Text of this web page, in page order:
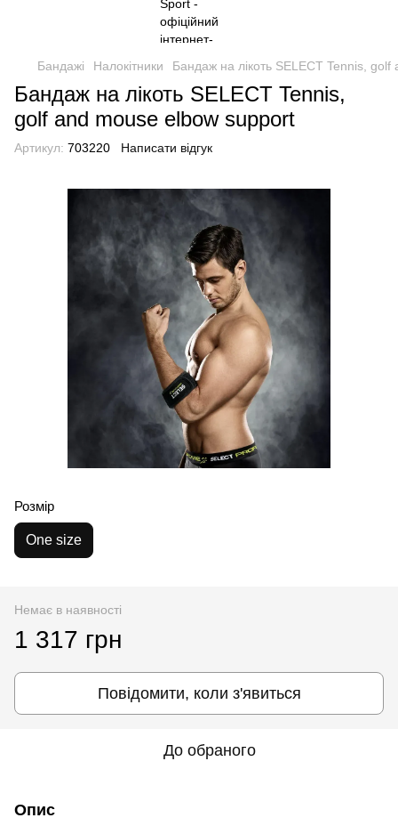
Бандажі Налокітники Бандаж на лікоть SELECT Tennis,
Бандаж на лікоть SELECT Tennis,
golf and mouse elbow support
Артикул: 703220 Написати відгук
Розмір
One size
Немає в наявності
1 317 грн
Повідомити, коли з'явиться
До обраного
Опис